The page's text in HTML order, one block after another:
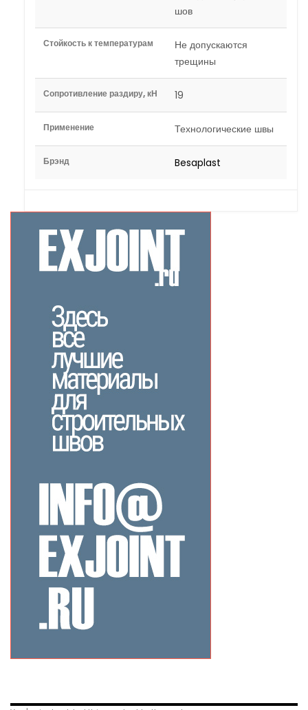
шов
Стойкость к температурам
Не допускаются
трещины
Сопротивление раздиру, кН 19
Применение Технологические швы
Брэнд Besaplast